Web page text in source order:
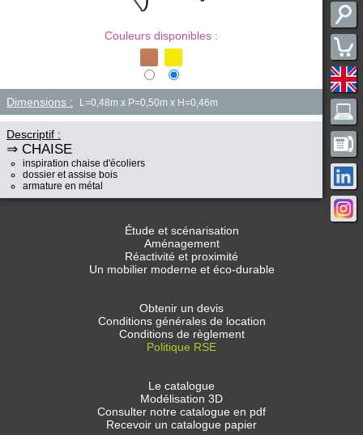
Couleurs disponibles :
Dimensions : L=0,48m x P=0,50m x H=0,46m
Descriptif :
⇒ CHAISE
inspiration chaise d'écoliers
dossier et assise bois
armature en métal
Étude et scénarisation
Aménagement
Réactivité et proximité
Un mobilier moderne et éco-durable
Obtenir un devis
Conditions générales de location
Conditions de règlement
Politique RSE
Le catalogue
Modélisation 3D
Consulter notre catalogue en pdf
Recevoir un catalogue papier